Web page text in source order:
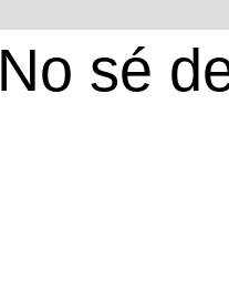
No sé